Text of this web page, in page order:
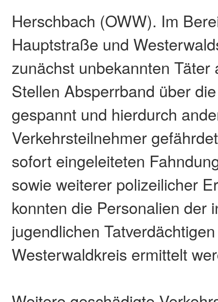
Herschbach (OWW). Im
Hauptstraße und
zunächst unbekannten Täter
Stellen Absperrband über
gespannt und hierdurch
Verkehrsteilnehmer
sofort eingeleiteten
sowie weiterer polizeilicher
konnten die Personalien der
jugendlichen
Westerwaldkreis ermittelt